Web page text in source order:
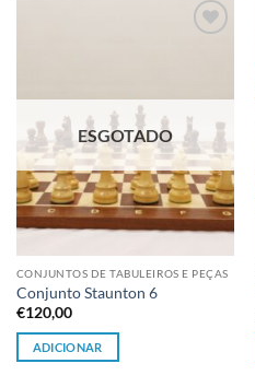
ESGOTADO
CONJUNTOS DE TABULEIROS E PEÇAS
Conjunto Staunton 6
€120,00
ADICIONAR